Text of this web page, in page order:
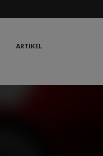
ARTIKEL